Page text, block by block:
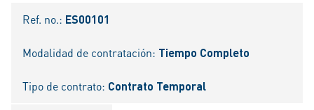
Ref. no.: ES00101
Modalidad de contratación: Tiempo Completo
Tipo de contrato: Contrato Temporal